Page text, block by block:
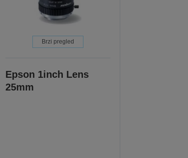
Brzi pregled
Epson 1inch Lens
25mm